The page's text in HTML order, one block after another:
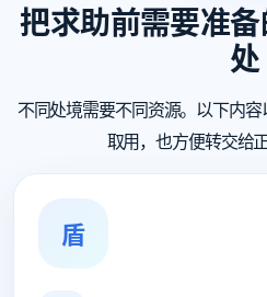
把求助前需要准
处
不同处境需要不同资源。以下内
取用，也方便转交给
盾